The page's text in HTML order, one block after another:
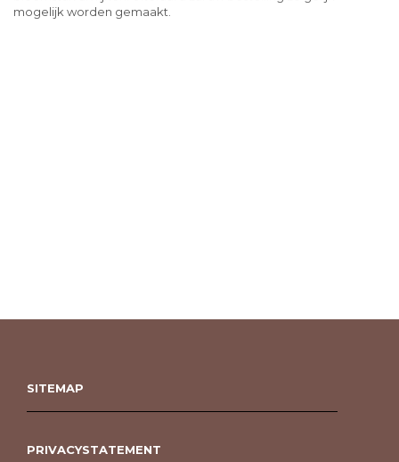
mogelijk worden gemaakt.
SITEMAP
PRIVACYSTATEMENT